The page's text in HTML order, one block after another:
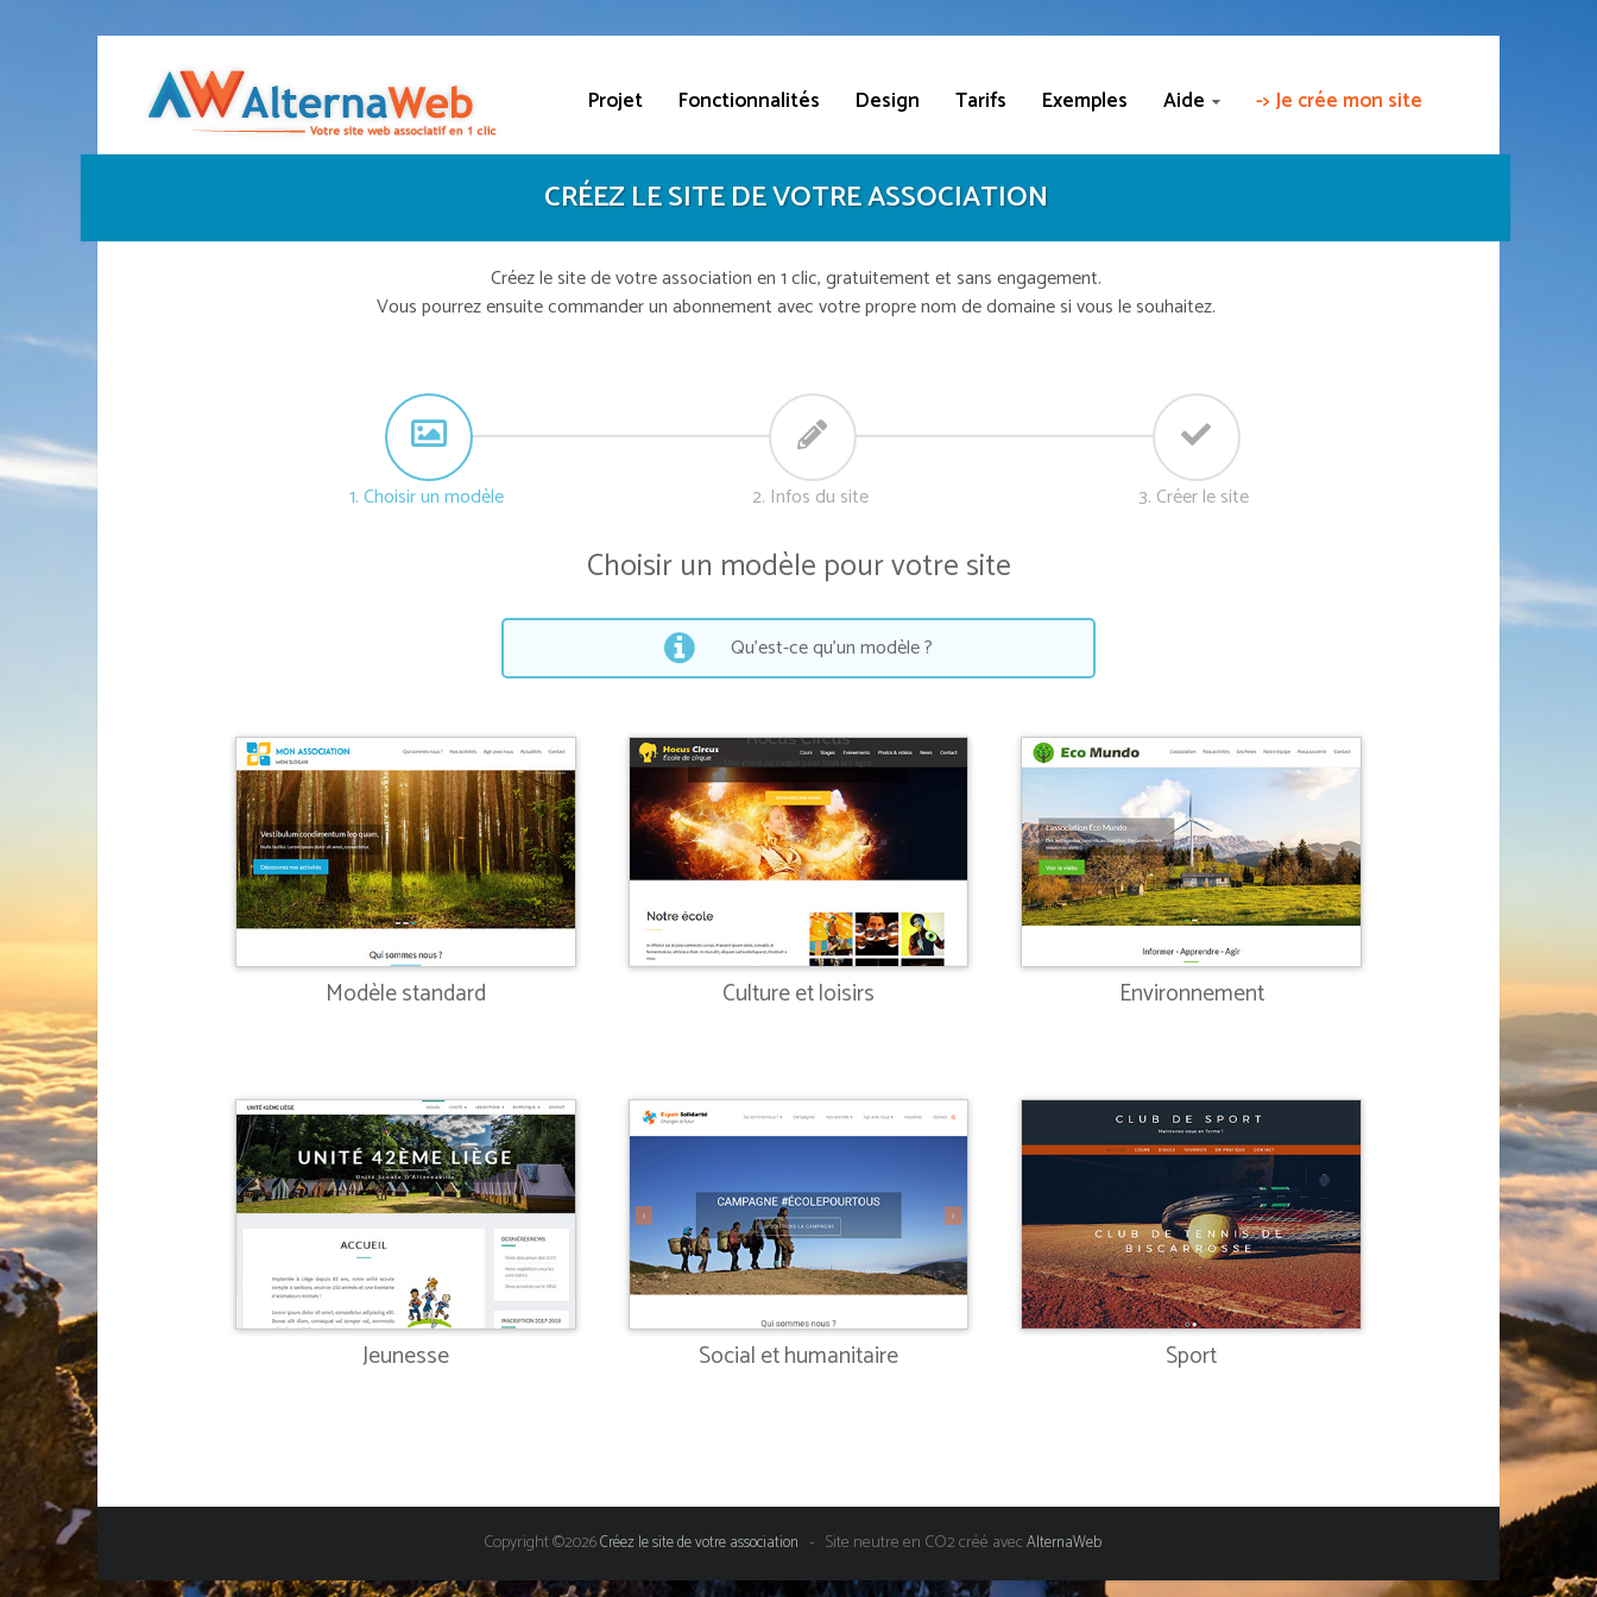
Projet Fonctionnalités Design Tarifs Exemples Aide -> Je crée mon site
CRÉEZ LE SITE DE VOTRE ASSOCIATION
Créez le site de votre association en 1 clic, gratuitement et sans engagement.
Vous pourrez ensuite commander un abonnement avec votre propre nom de domaine si vous le souhaitez.
1. Choisir un modèle 2. Infos du site 3. Créer le site
Choisir un modèle pour votre site
Qu'est-ce qu'un modèle ?
Les modèles AlternaWeb sont dessites pré-remplisavec des
commencer votre site. A vous ensuite de modifier les pages, d'en
ajouter ou d'en supprimer.
Grâce aux modèles, vous arriverez très rapidement à avoir un
superbe site !
Vous hésitez entre plusieurs modèles ? Pas de soucis : vous pourrez
charger un autre modèle par la suite si vous désirez changer.
Modèle standard Culture et loisirs Environnement
Jeunesse Social et humanitaire Sport
Copyright ©2026Créez le site de votre association - Site neutre en CO2 créé avecAlternaWeb